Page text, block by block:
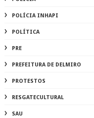
POLÍCIA INHAPI
POLÍTICA
PRE
PREFEITURA DE DELMIRO
PROTESTOS
RESGATECULTURAL
SAU